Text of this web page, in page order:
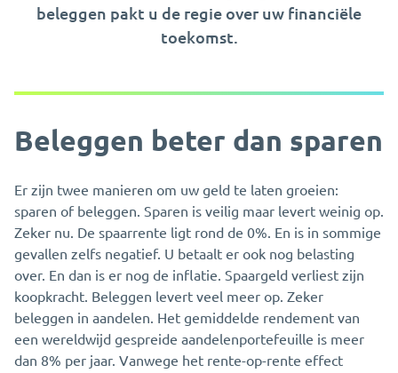
beleggen pakt u de regie over uw financiële
toekomst.
Beleggen beter dan sparen
Er zijn twee manieren om uw geld te laten groeien:
sparen of beleggen. Sparen is veilig maar levert weinig op.
Zeker nu. De spaarrente ligt rond de 0%. En is in sommige
gevallen zelfs negatief. U betaalt er ook nog belasting
over. En dan is er nog de inflatie. Spaargeld verliest zijn
koopkracht. Beleggen levert veel meer op. Zeker
beleggen in aandelen. Het gemiddelde rendement van
een wereldwijd gespreide aandelenportefeuille is meer
dan 8% per jaar. Vanwege het rente-op-rente effect